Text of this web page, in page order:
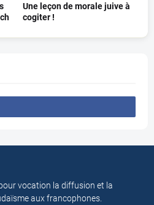
Une leçon de morale juive à
cogiter !
vocation la diffusion et la
aux francophones.